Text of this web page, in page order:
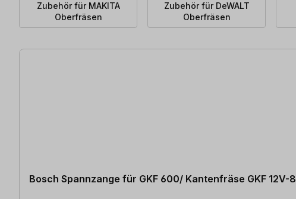
Zubehör für MAKITA
Oberfräsen
Zubehör für DeWALT
Oberfräsen
363 Artikel gefunden
Bosch Spannzange für GKF 600/ Kantenfräse GKF 12V-8